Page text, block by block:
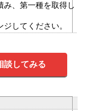
み、第一種を取得し
してください。
談してみる